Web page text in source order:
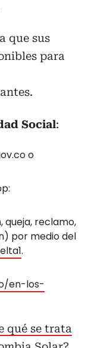
que sus
para
Social:
o
queja, reclamo,
por medio del
.
en-los-
qué se trata